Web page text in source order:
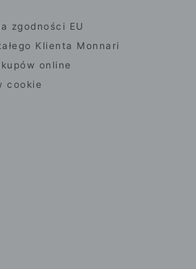
zgodności EU
Klienta Monnari
online
cookie